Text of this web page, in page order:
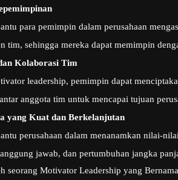
para pemimpin dalam perusahaan
tim, sehingga mereka dapat memimpin
Kolaborasi Tim
leadership, pemimpin dapat
anggota tim untuk mencapai tujuan
yang Kuat dan Berkelanjutan
perusahaan dalam menanamkan nilai-
jawab, dan pertumbuhan jangka
seorang Motivator Leadership yang